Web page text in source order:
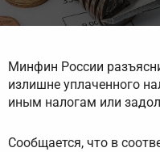
Минфин России
излишне уплаченного
иным налогам или
Сообщается, что в